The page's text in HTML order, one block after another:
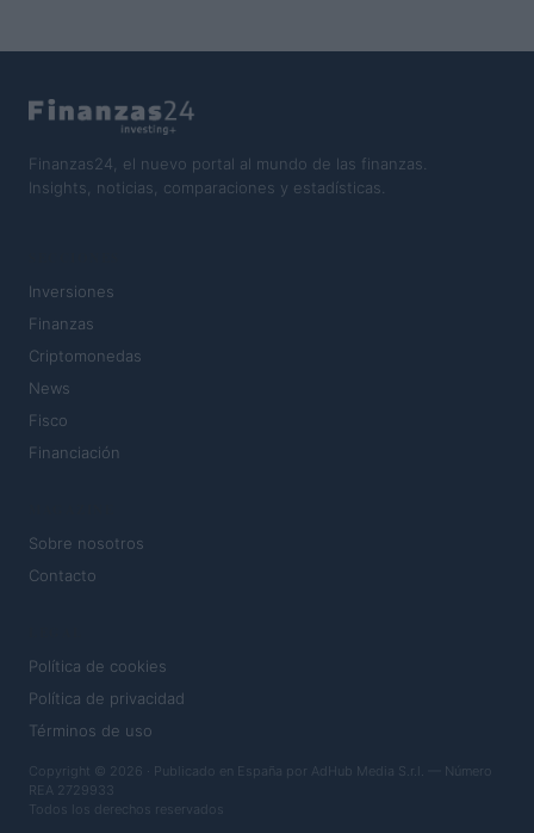
Finanzas24, el nuevo portal al mundo de las finanzas.
Insights, noticias, comparaciones y estadísticas.
Inversiones
Finanzas
Criptomonedas
News
Fisco
Financiación
Sobre nosotros
Contacto
Política de cookies
Política de privacidad
Términos de uso
Copyright © 2026 · Publicado en España por AdHub Media S.r.l. — Número
REA 2729933
Todos los derechos reservados